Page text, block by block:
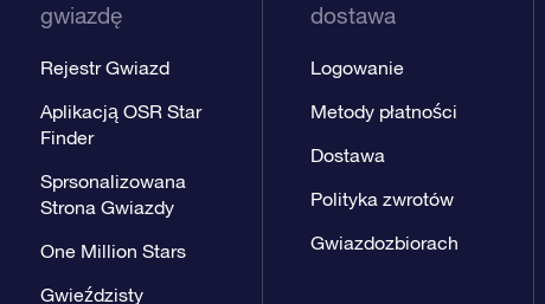
gwiazdę
Rejestr Gwiazd
Aplikacją OSR Star
Finder
Sprsonalizowana
Strona Gwiazdy
One Million Stars
Gwieździsty
dostawa
Logowanie
Metody płatności
Dostawa
Polityka zwrotów
Gwiazdozbiorach